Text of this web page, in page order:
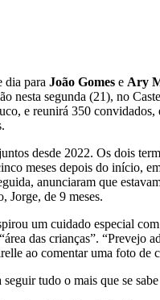
dia para João Gomes e Ary
nesta segunda (21), no
e reunirá 350 convidados,
desde 2022. Os dois
meses depois do início,
anunciaram que
Jorge, de 9 meses.
um cuidado especial
das crianças”. “Prevejo
ao comentar uma foto de
tudo o mais que se